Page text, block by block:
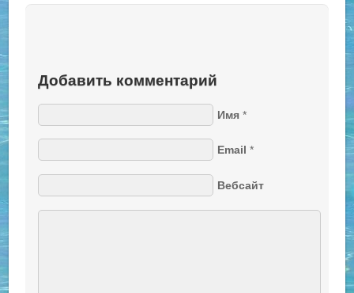
Добавить комментарий
Имя *
Email *
Вебсайт